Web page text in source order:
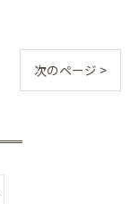
次のページ >